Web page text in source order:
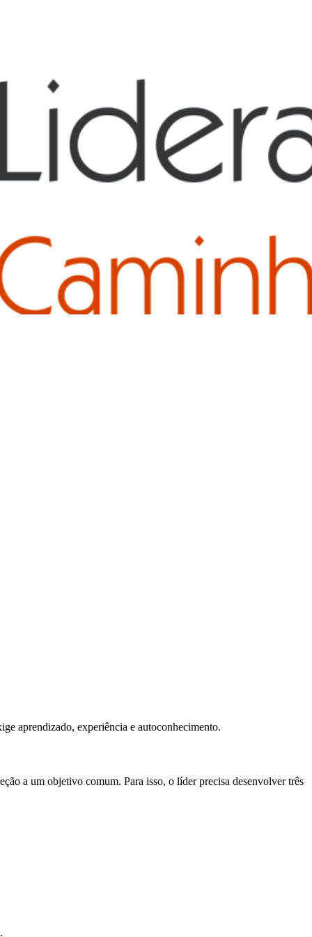
aprendizado, experiência e autoconhecimento.
a um objetivo comum. Para isso, o líder precisa desenvolver três